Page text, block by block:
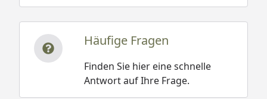
Häufige Fragen
Finden Sie hier eine schnelle
Antwort auf Ihre Frage.